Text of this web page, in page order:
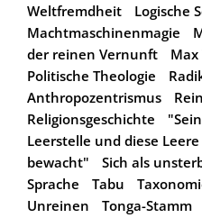
Weltfremdheit
Logische
Machtmaschinenmagie
der reinen Vernunft
Max
Politische Theologie
Anthropozentrismus
Religionsgeschichte
Leerstelle und diese
bewacht"
Sich als
Sprache
Tabu
Unreinen
Tonga-Stamm